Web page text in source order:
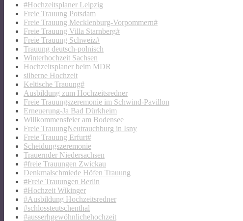
#Hochzeitsplaner Leipzig
Freie Trauung Potsdam
Freie Trauung Mecklenburg-Vorpommern#
Freie Trauung Villa Starnberg#
Freie Trauung Schweiz#
Trauung deutsch-polnisch
Winterhochzeit Sachsen
Hochzeitsplaner beim MDR
silberne Hochzeit
Keltische Trauung#
Ausbildung zum Hochzeitsredner
Freie Trauungszeremonie im Schwind-Pavillon
Erneuerung-Ja Bad Dürkheim
Willkommensfeier am Bodensee
Freie TrauungNeutrauchburg in Isny
Freie Trauung Erfurt#
Scheidungszeremonie
Trauernder Niedersachsen
#freie Trauungen Zwickau
Denkmalschmiede Höfen Trauung
#Freie Trauungen Berlin
#Hochzeit Wikinger
#Ausbildung Hochzeitsredner
#schlossteutschenthal
#ausserhgewöhnlichehochzeit